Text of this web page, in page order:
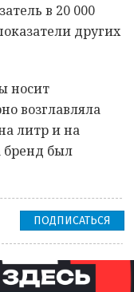
в 20 000
других
носит
возглавляла
литр и на
бренд был
ПОДПИСАТЬСЯ